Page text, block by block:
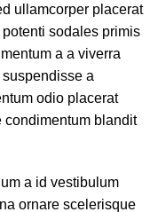
ullamcorper placerat
sodales primis
a a viverra
a
odio placerat
condimentum blandit
a id vestibulum
ornare scelerisque